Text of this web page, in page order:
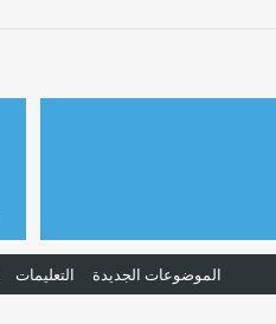
الموضوعات الجديدة التعليمات